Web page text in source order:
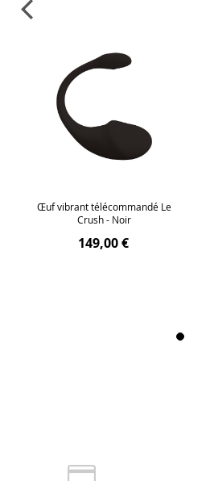
Œuf vibrant télécommandé Le
Crush - Noir
149,00 €